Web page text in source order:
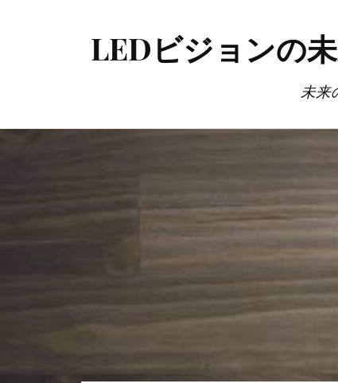
LEDビジョンの
未来